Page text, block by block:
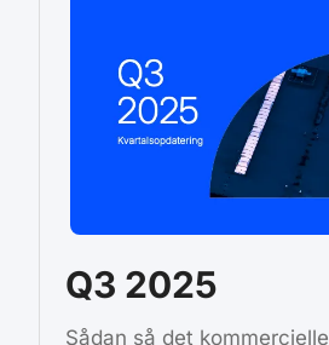
Q3 2025
Sådan så det kommercielle